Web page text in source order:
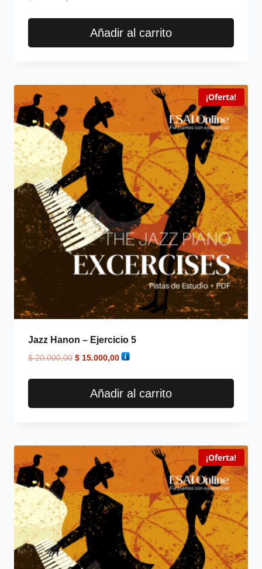
en
de 5
Añadir al carrito
¡Oferta!
Jazz Hanon – Ejercicio 5
$20.000,00 $ 15.000,00
Añadir al carrito
¡Oferta!